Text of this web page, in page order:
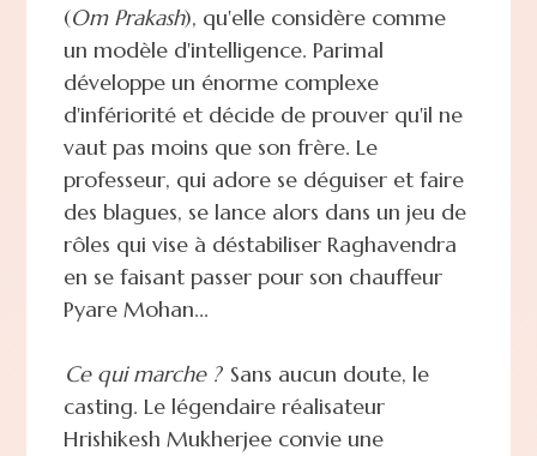
(Om Prakash), qu'elle considère comme
un modèle d'intelligence. Parimal
développe un énorme complexe
d'infériorité et décide de prouver qu'il ne
vaut pas moins que son frère. Le
professeur, qui adore se déguiser et faire
des blagues, se lance alors dans un jeu de
rôles qui vise à déstabiliser Raghavendra
en se faisant passer pour son chauffeur
Pyare Mohan...
Ce qui marche ? Sans aucun doute, le
casting. Le légendaire réalisateur
Hrishikesh Mukherjee convie une